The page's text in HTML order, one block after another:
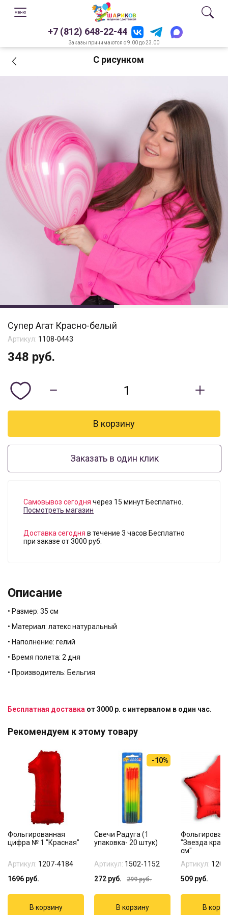
+7 (812) 648-22-44
Заказы принимаются с 9.00 до 23.00
С рисунком
Супер Агат Красно-белый
Артикул: 1108-0443
348 руб.
Заказать в один клик
Самовывоз сегодня через 15 минут Бесплатно.
Посмотреть магазин
Доставка сегодня в течение 3 часов Бесплатно
при заказе от 3000 руб.
Описание
• Размер: 35 см
• Материал: латекс натуральный
• Наполнение: гелий
• Время полета: 2 дня
• Производитель: Бельгия
Бесплатная доставка от 3000 р. с интервалом в один час.
Рекомендуем к этому товару
Фольгированная
цифра № 1 "Красная"
Артикул: 1207-4184
1696 руб.
-10%
Свечи Радуга (1
упаковка- 20 штук)
Артикул: 1502-1152
272 руб. 299руб.
"Звезда
см"
Артикул:
509 руб.